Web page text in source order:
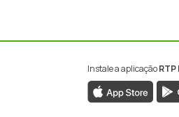
Instale a aplicaçãoRTP